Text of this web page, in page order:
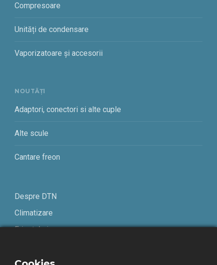
Compresoare
Unități de condensare
Vaporizatoare și accesorii
NOUTĂȚI
Adaptori, conectori si alte cuple
Alte scule
Cantare freon
Despre DTN
Climatizare
Frigotehnie